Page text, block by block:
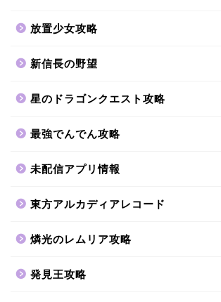
放置少女攻略
新信長の野望
星のドラゴンクエスト攻略
最強でんでん攻略
未配信アプリ情報
東方アルカディアレコード
燐光のレムリア攻略
発見王攻略